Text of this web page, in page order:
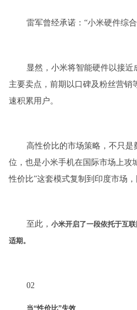
雷军曾经承诺：“小米硬件综
显然，小米将智能硬件以接
主要卖点，前期以口碑及粉丝营销
速积累用户。
高性价比的市场策略，不只
位，也是小米手机在国际市场上攻
性价比”这套模式复制到印度市场，
至此， 小米开启了一段依托于互
适期。
02
当“性价比”失效